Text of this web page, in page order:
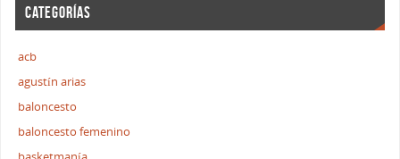
CATEGORÍAS
acb
agustín arias
baloncesto
baloncesto femenino